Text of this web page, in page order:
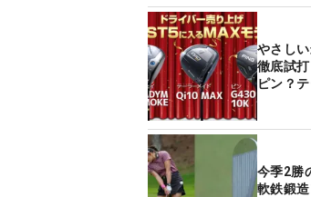
やさし
徹底試
ピン？
今季2勝
軟鉄鍛